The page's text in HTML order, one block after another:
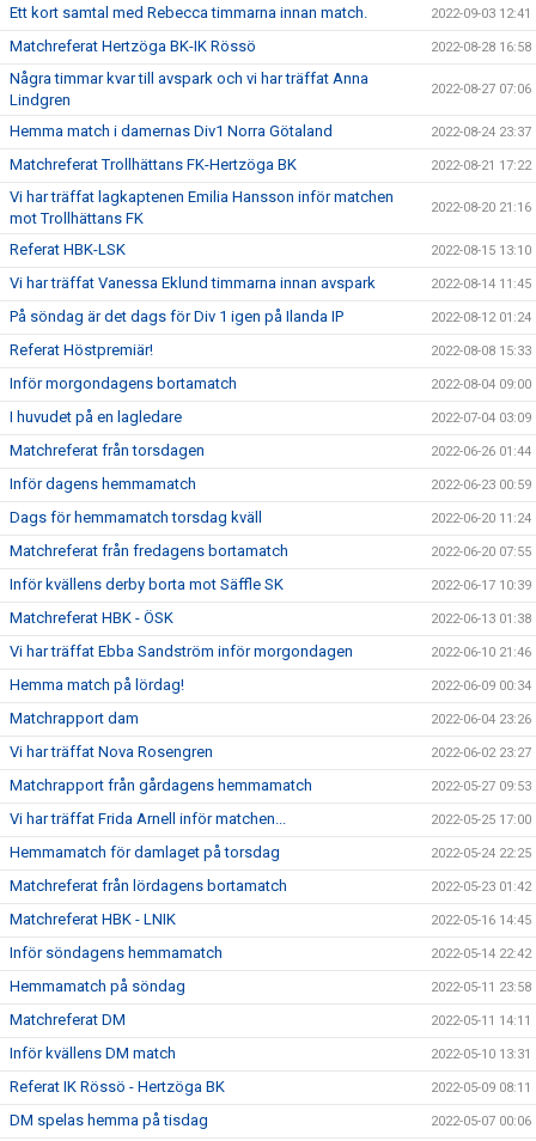
Ett kort samtal med Rebecca timmarna innan match. 2022-09-03 12:41
Matchreferat Hertzöga BK-IK Rössö 2022-08-28 16:58
Några timmar kvar till avspark och vi har träffat Anna
Lindgren
2022-08-27 07:06
Hemma match i damernas Div1 Norra Götaland 2022-08-24 23:37
Matchreferat Trollhättans FK-Hertzöga BK 2022-08-21 17:22
Vi har träffat lagkaptenen Emilia Hansson inför matchen
mot Trollhättans FK
2022-08-20 21:16
Referat HBK-LSK 2022-08-15 13:10
Vi har träffat Vanessa Eklund timmarna innan avspark 2022-08-14 11:45
På söndag är det dags för Div 1 igen på Ilanda IP 2022-08-12 01:24
Referat Höstpremiär! 2022-08-08 15:33
Inför morgondagens bortamatch 2022-08-04 09:00
I huvudet på en lagledare 2022-07-04 03:09
Matchreferat från torsdagen 2022-06-26 01:44
Inför dagens hemmamatch 2022-06-23 00:59
Dags för hemmamatch torsdag kväll 2022-06-20 11:24
Matchreferat från fredagens bortamatch 2022-06-20 07:55
Inför kvällens derby borta mot Säffle SK 2022-06-17 10:39
Matchreferat HBK - ÖSK 2022-06-13 01:38
Vi har träffat Ebba Sandström inför morgondagen 2022-06-10 21:46
Hemma match på lördag! 2022-06-09 00:34
Matchrapport dam 2022-06-04 23:26
Vi har träffat Nova Rosengren 2022-06-02 23:27
Matchrapport från gårdagens hemmamatch 2022-05-27 09:53
Vi har träffat Frida Arnell inför matchen... 2022-05-25 17:00
Hemmamatch för damlaget på torsdag 2022-05-24 22:25
Matchreferat från lördagens bortamatch 2022-05-23 01:42
Matchreferat HBK - LNIK 2022-05-16 14:45
Inför söndagens hemmamatch 2022-05-14 22:42
Hemmamatch på söndag 2022-05-11 23:58
Matchreferat DM 2022-05-11 14:11
Inför kvällens DM match 2022-05-10 13:31
Referat IK Rössö - Hertzöga BK 2022-05-09 08:11
DM spelas hemma på tisdag 2022-05-07 00:06